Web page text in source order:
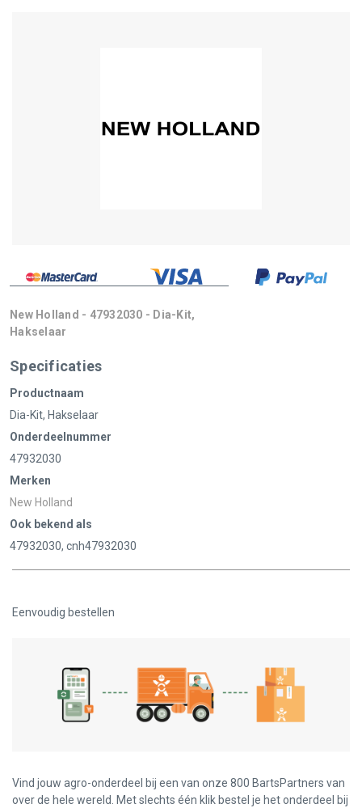
New Holland - 47932030 - Dia-Kit,
Hakselaar
Specificaties
Productnaam
Dia-Kit, Hakselaar
Onderdeelnummer
47932030
Merken
New Holland
Ook bekend als
47932030, cnh47932030
Eenvoudig bestellen
Vind jouw agro-onderdeel bij een van onze 800 BartsPartners van
over de hele wereld. Met slechts één klik bestel je het onderdeel bij